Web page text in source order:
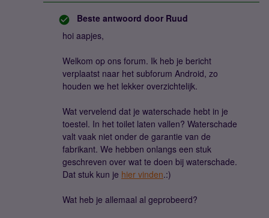
Beste antwoord door Ruud
hoi aapjes,
Welkom op ons forum. Ik heb je bericht
verplaatst naar het subforum Android, zo
houden we het lekker overzichtelijk.
Wat vervelend dat je waterschade hebt in je
toestel. In het toilet laten vallen? Waterschade
valt vaak niet onder de garantie van de
fabrikant. We hebben onlangs een stuk
geschreven over wat te doen bij waterschade.
Dat stuk kun je hier vinden.:)
Wat heb je allemaal al geprobeerd?